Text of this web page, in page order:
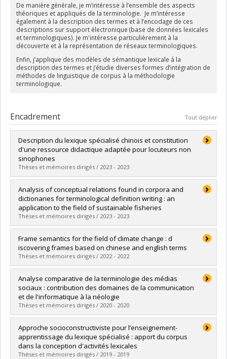
De manière générale, je m’intéresse à l’ensemble des aspects
théoriques et appliqués de la terminologie. Je m’intéresse
également à la description des termes et à l’encodage de ces
descriptions sur support électronique (base de données lexicales
et terminologiques). Je m'intéresse particulièrement à la
découverte et à la représentation de réseaux terminologiques.
Enfin, j’applique des modèles de sémantique lexicale à la
description des termes et j’étudie diverses formes d’intégration de
méthodes de linguistique de corpus à la méthodologie
terminologique.
Encadrement Tout déplier
Description du lexique spécialisé chinois et constitution
d'une ressource didactique adaptée pour locuteurs non
sinophones
Thèses et mémoires dirigés / 2023 - 2023
Diplômé(e) :Han, Zhiwei
Cycle :Doctorat
Diplôme obtenu :Ph. D.
Lien vers le document dans Papyrus
Analysis of conceptual relations found in corpora and
dictionaries for terminological definition writing : an
application to the field of sustainable fisheries
Thèses et mémoires dirigés / 2023 - 2023
Diplômé(e) :Montalvan Ayala, Luz de Maria
Cycle :Maîtrise
Diplôme obtenu :M.A.
Lien vers le document dans Papyrus
Frame semantics for the field of climate change : d
iscovering frames based on chinese and english terms
Thèses et mémoires dirigés / 2022 - 2022
Diplômé(e) :Zheng, Ying
Cycle :Maîtrise
Diplôme obtenu :M.A.
Lien vers le document dans Papyrus
Analyse comparative de la terminologie des médias
sociaux : contribution des domaines de la communication
et de l'informatique à la néologie
Thèses et mémoires dirigés / 2020 - 2020
Diplômé(e) :Charlebois, Julien-Claude
Cycle :Maîtrise
Diplôme obtenu : M.A.
Lien vers le document dans Papyrus
Approche socioconstructiviste pour l’enseignement-
apprentissage du lexique spécialisé : apport du corpus
dans la conception d'activités lexicales
Thèses et mémoires dirigés / 2019 - 2019